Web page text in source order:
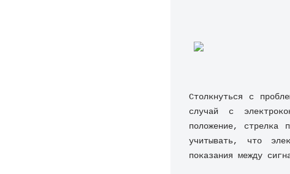
Столкнуться с
случай с
положение, стрелка
учитывать, что
показания между